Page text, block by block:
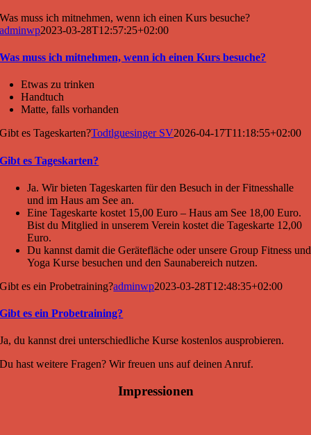
Was muss ich mitnehmen, wenn ich einen Kurs besuche?
adminwp2023-03-28T12:57:25+02:00
Was muss ich mitnehmen, wenn ich einen Kurs besuche?
Etwas zu trinken
Handtuch
Matte, falls vorhanden
Gibt es Tageskarten?Todtlguesinger SV2026-04-17T11:18:55+02:00
Gibt es Tageskarten?
Ja. Wir bieten Tageskarten für den Besuch in der Fitnesshalle
und im Haus am See an.
Eine Tageskarte kostet 15,00 Euro – Haus am See 18,00 Euro.
Bist du Mitglied in unserem Verein kostet die Tageskarte 12,00
Euro.
Du kannst damit die Gerätefläche oder unsere Group Fitness und
Yoga Kurse besuchen und den Saunabereich nutzen.
Gibt es ein Probetraining?adminwp2023-03-28T12:48:35+02:00
Gibt es ein Probetraining?
Ja, du kannst drei unterschiedliche Kurse kostenlos ausprobieren.
Du hast weitere Fragen? Wir freuen uns auf deinen Anruf.
Impressionen